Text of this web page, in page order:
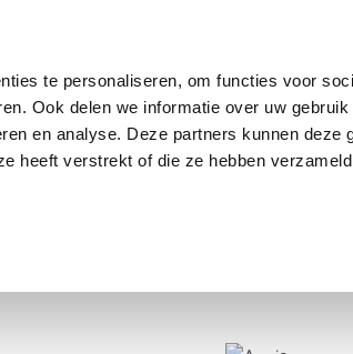
te personaliseren, om functies voor
Ook delen we informatie over uw
en analyse. Deze partners kunnen deze
heeft verstrekt of die ze hebben
het?